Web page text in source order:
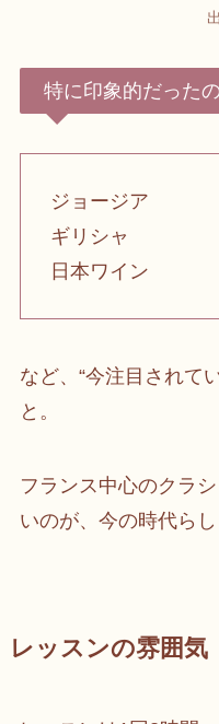
特に印象的だった
ジョージア
ギリシャ
日本ワイン
など、“今注目されて
と。
フランス中心のクラ
いのが、今の時代ら
レッスンの雰囲気